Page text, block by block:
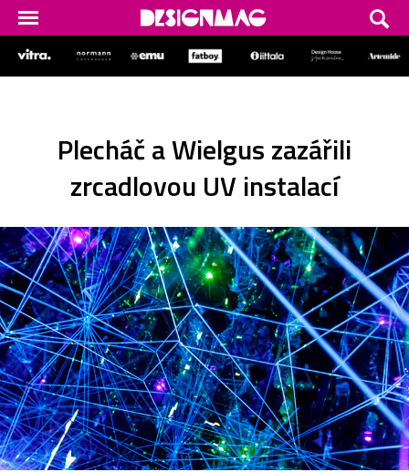
Plecháč a Wielgus zazářili
zrcadlovou UV instalací